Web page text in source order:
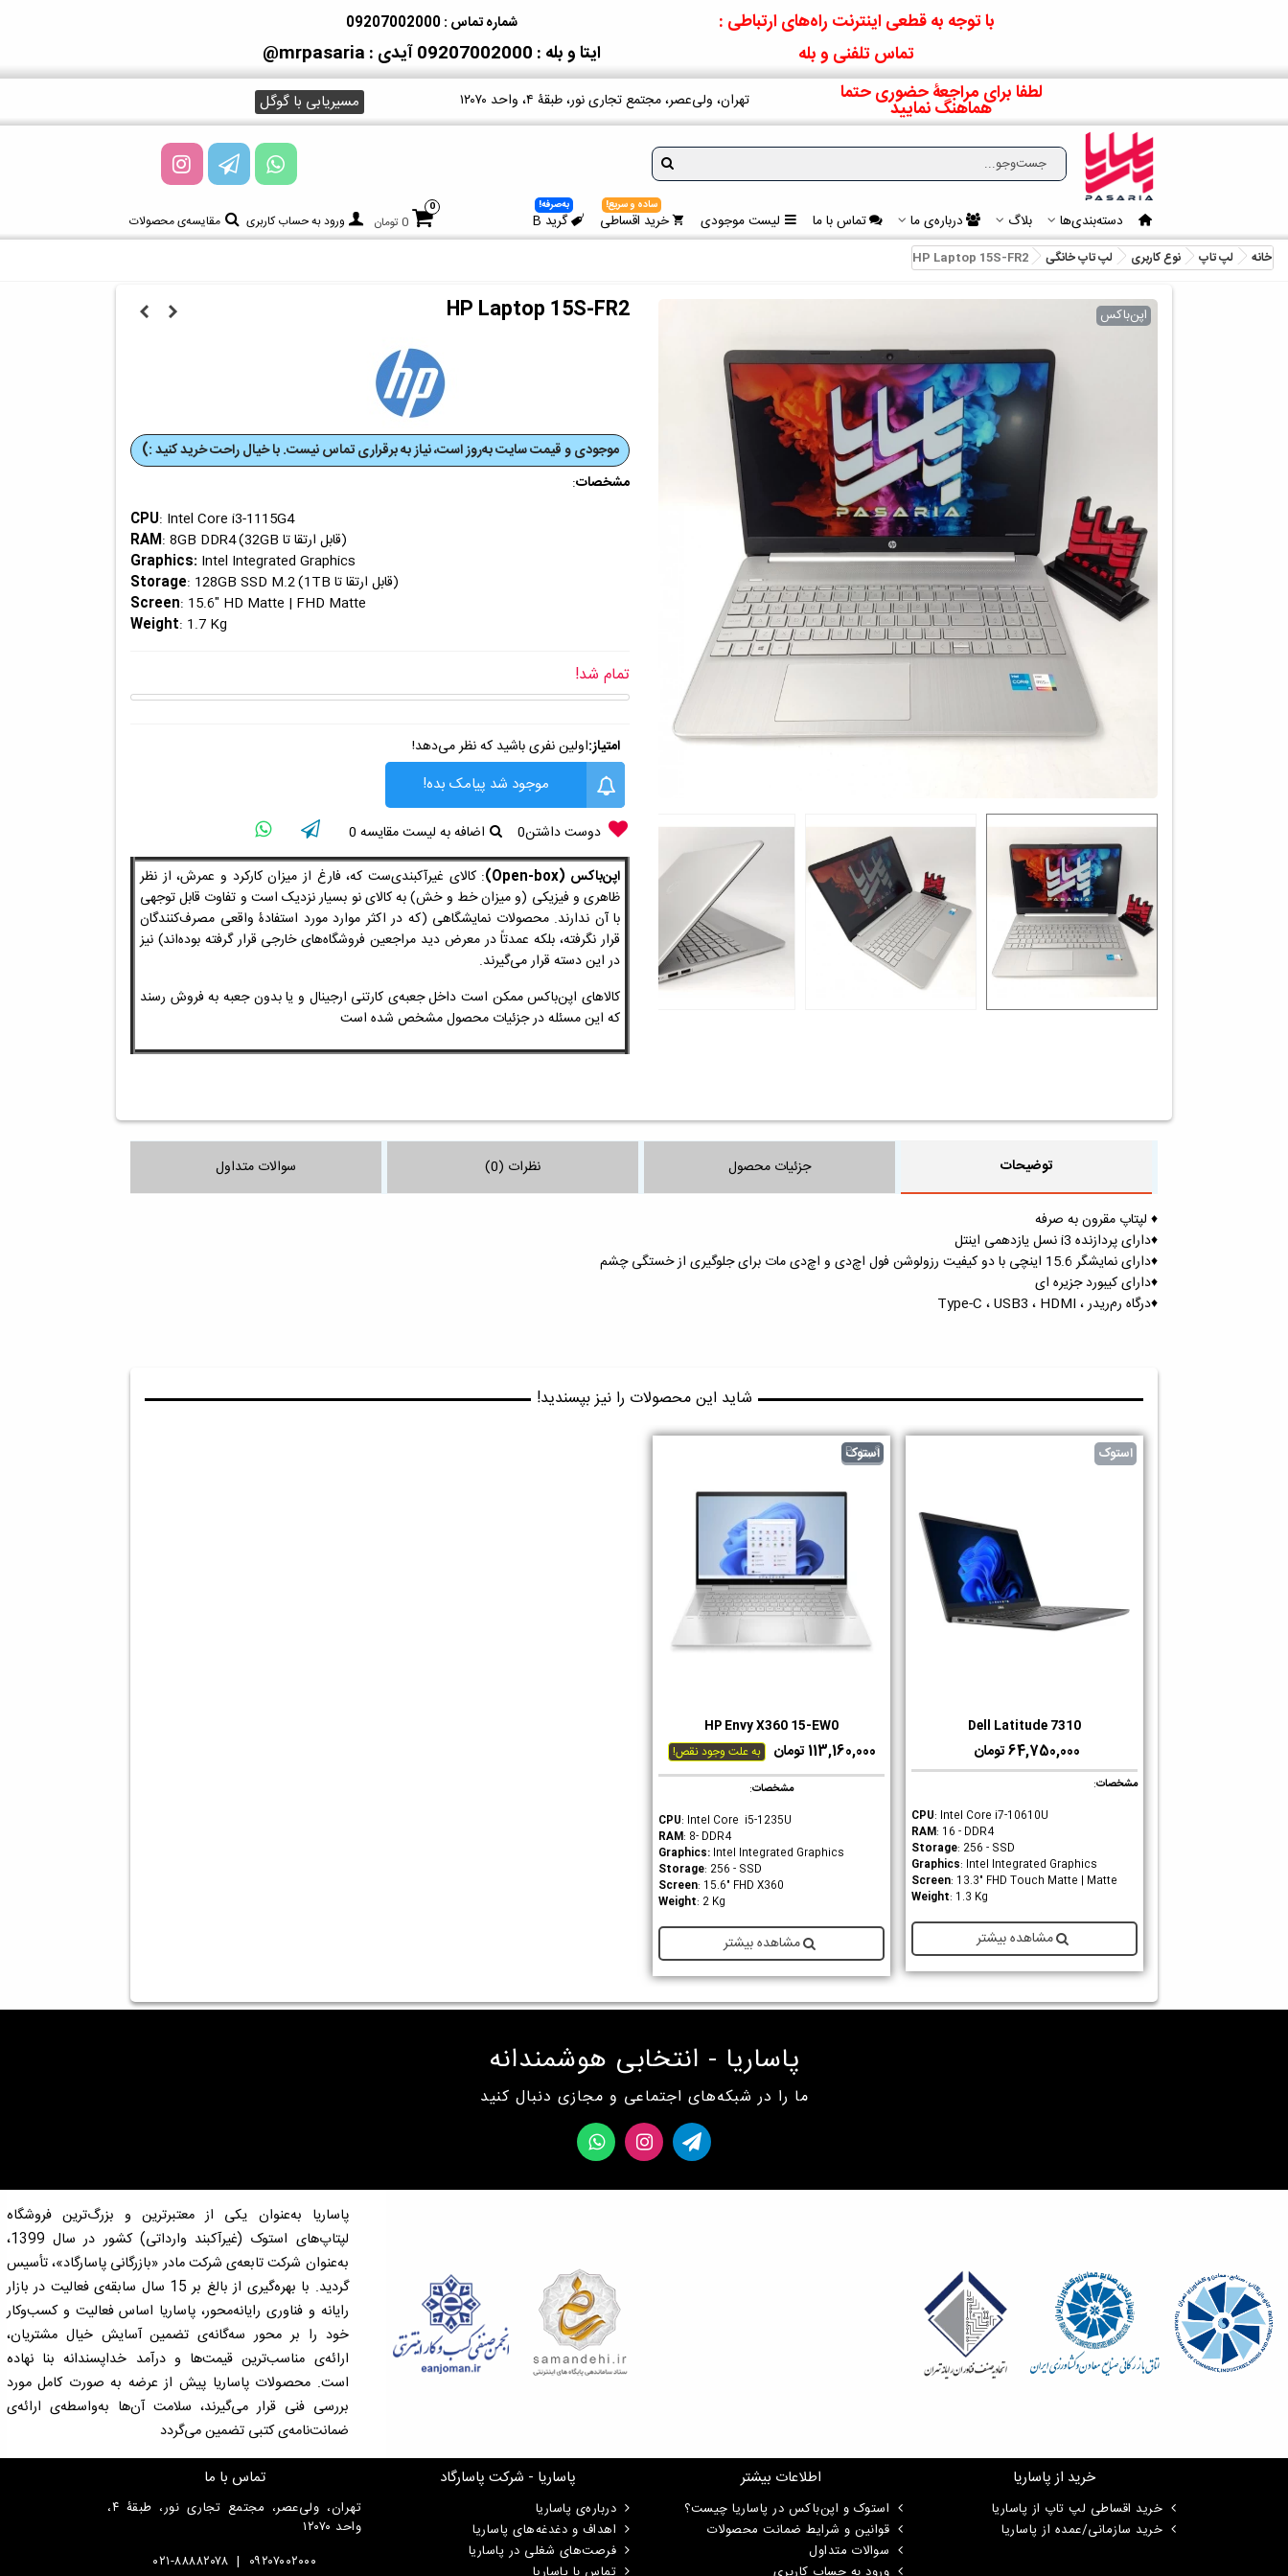
با توجه به قطعی اینترنت راه‌های ارتباطی :
تماس تلفنی و بله
شماره تماس : 09207002000
ایتا و بله : 09207002000
آیدی : mrpasaria@
لطفا برای مراجعۀ حضوری حتما
هماهنگ نمایید تهران، ولی‌عصر، مجتمع تجاری نور، طبقۀ ۴، واحد ۱۲۰۷۰ مسیریابی با گوگل
دسته‌بندی‌ها بلاگ درباره‌ی ما تماس با ما لیست موجودی خرید اقساطی
ساده و سریع!
گرید B
به‌صرفه! 0
0 تومان ورود به حساب کاربری
مقایسه‌ی محصولات
خانه
لپ تاپ نوع کاربری لپ تاپ خانگی HP Laptop 15S-FR2
اپن‌باکس HP Laptop 15S-FR2
موجودی و قیمت‌ سایت به‌روز است، نیاز به برقراری تماس نیست. با خیال راحت خرید کنید :)
مشخصات:
CPU: Intel Core i3-1115G4
(قابل ارتقا تا 32GB)
RAM
: 8GB DDR4
Graphics: Intel Integrated Graphics
(قابل ارتقا تا 1TB)
Storage
: 128GB SSD M.2
Screen: 15.6" HD Matte | FHD Matte
Weight: 1.7 Kg
تمام شد!
امتیاز:اولین نفری باشید که نظر می‌دهد!
موجود شد پیامک بده!
دوست داشتن0 اضافه به لیست مقایسه 0
اپن‌باکس (Open-box)
: کالای غیرآکبندی‌ست که، فارغ از میزان کارکرد و عمرش، از نظر
ظاهری و فیزیکی (و میزان خط و خش)به کالای نو بسیار نزدیک است و تفاوت قابل توجهی
با آن ندارند. محصولات نمایشگاهی (که در اکثر مواردمورد استفادۀ واقعی مصرف‌کنندگان
قرار نگرفته، بلکه عمدتاً در معرض دید مراجعین فروشگاه‌های خارجی قرار گرفته بوده‌اند) نیز
در این دسته قرار می‌گیرند.
کالاهای اپن‌باکس ممکن است داخل جعبه‌ی کارتنی ارجینال و یا بدون جعبه به فروش رسند
که این مسئله در جزئیات محصول مشخص شده است
توضیحات جزئیات محصول نظرات (0) سوالات متداول
♦️ لپتاپ مقرون به صرفه
♦️دارای پردازنده i3 نسل یازدهمی اینتل
♦️دارای نمایشگر 15.6 اینچی با دو کیفیت رزولوشن فول اچ‌دی و اچ‌دی مات برای جلوگیری از خستگی چشم
♦️دارای کیبورد جزیره ای
♦️درگاه رم‌ریدر ، Type-C ، USB3 ، HDMI
شاید این محصولات را نیز بپسندید!
استوک
دوست داشتن
Dell Latitude 7310
64,750,000 تومان
مشخصات:
CPU: Intel Core i7-10610U
RAM: 16 - DDR4
Storage: 256 - SSD
Graphics: Intel Integrated Graphics
Screen: 13.3" FHD Touch Matte | Matte
Weight: 1.3 Kg
مشاهده بیشتر
گرید B
استوک
دوست داشتن
HP Envy X360 15-EW0
113,160,000 تومان به علت وجود نقص!
مشخصات:
CPU: Intel Core i5-1235U
RAM: 8- DDR4
Graphics: Intel Integrated Graphics
Storage: 256 - SSD
Screen: 15.6" FHD X360
Weight: 2 Kg
مشاهده بیشتر
پاساریا - انتخابی هوشمندانه
ما را در شبکه‌های اجتماعی و مجازی دنبال کنید
پاساریا به‌عنوان یکی از معتبرترین و بزرگ‌ترین فروشگاه
لپتاپ‌های استوک (غیرآکبند وارداتی) کشور در سال 1399،
به‌عنوان شرکت تابعه‌ی شرکت مادر «بازرگانی پاسارگاد»، تأسیس
گردید. با بهره‌گیری از بالغ بر 15 سال سابقه‌ی فعالیت در بازار
رایانه و فناوری رایانه‌محور، پاساریا اساس فعالیت و کسب‌وکار
خود را بر محور سه‌گانه‌ی تضمین آسایش خیال مشتریان،
ارائه‌ی مناسب‌ترین قیمت‌ها و درآمد خداپسندانه بنا نهاده
است. محصولات پاساریا پیش از عرضه به صورت کامل مورد
بررسی فنی قرار می‌گیرند، سلامت آن‌ها به‌واسطه‌ی ارائه‌ی
ضمانت‌نامه‌ی کتبی تضمین می‌گردد
خرید از پاساریا
خرید اقساطی لپ تاپ از پاساریا
خرید سازمانی/عمده از پاساریا
اطلاعات بیشتر
استوک و اپن‌باکس در پاساریا چیست؟
قوانین و شرایط ضمانت محصولات
سوالات متداول
پاساریا - شرکت پاسارگاد
درباره‌ی پاساریا
اهداف و دغدغه‌های پاساریا
فرصت‌های شغلی در پاساریا
تماس با ما
تهران، ولی‌عصر، مجتمع تجاری نور، طبقۀ ۴،
واحد ۱۲۰۷۰
۰۹۲۰۷۰۰۲۰۰۰ | ۰۲۱-۸۸۸۸۲۰۷۸